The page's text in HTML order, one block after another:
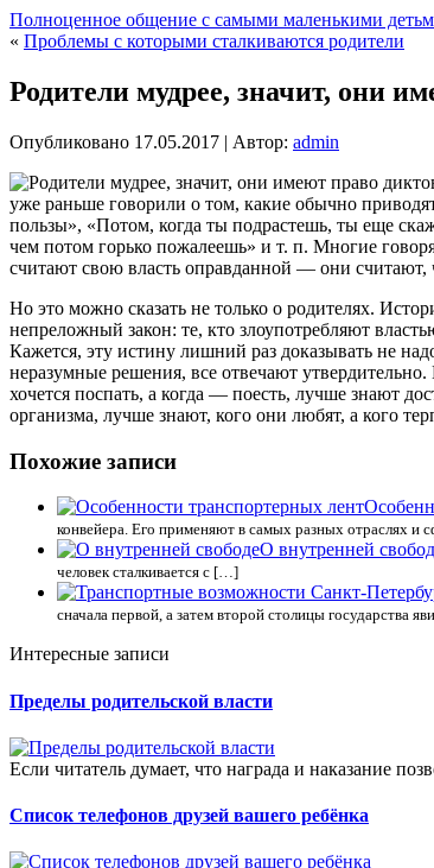
Полноценное общение с самыми маленькими
« Проблемы с которыми сталкиваются родители
Родители мудрее, значит, они
Опубликовано 17.05.2017 | Автор: admin
уже раньше говорили о том, какие обычно
пользы», «Потом, когда ты подрастешь, ты еще
чем потом горько пожалеешь» и т. п. Многие
считают свою власть оправданной — они считают,
Но это можно сказать не только о родителях.
непреложный закон: те, кто злоупотребляют
Кажется, эту истину лишний раз доказывать не
неразумные решения, все отвечают
хочется поспать, а когда — поесть, лучше знают
организма, лучше знают, кого они любят, а кого
Похожие записи
конвейера. Его применяют в самых разных отраслях и
О внутренней
человек сталкивается с […]
сначала первой, а затем второй столицы государства
Интересные записи
Пределы родительской власти
Если читатель думает, что награда и наказание
Список телефонов друзей вашего ребёнка